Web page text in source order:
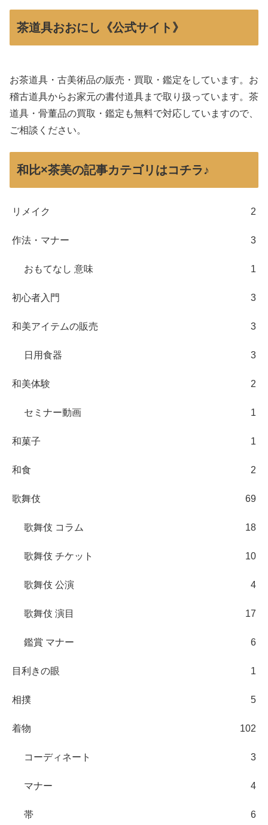
茶道具おおにし《公式サイト》
お茶道具・古美術品の販売・買取・鑑定をしています。お
稽古道具からお家元の書付道具まで取り扱っています。茶
道具・骨董品の買取・鑑定も無料で対応していますので、
ご相談ください。
和比×茶美の記事カテゴリはコチラ♪
リメイク 2
作法・マナー 3
おもてなし 意味 1
初心者入門 3
和美アイテムの販売 3
日用食器 3
和美体験 2
セミナー動画 1
和菓子 1
和食 2
歌舞伎 69
歌舞伎 コラム 18
歌舞伎 チケット 10
歌舞伎 公演 4
歌舞伎 演目 17
鑑賞 マナー 6
目利きの眼 1
相撲 5
着物 102
コーディネート 3
マナー 4
帯 6